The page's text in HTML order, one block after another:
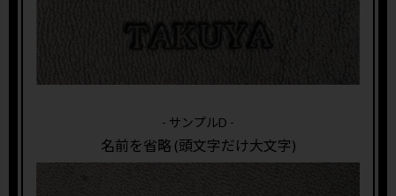
- サンプルD -
名前を省略 (頭文字だけ大文字)